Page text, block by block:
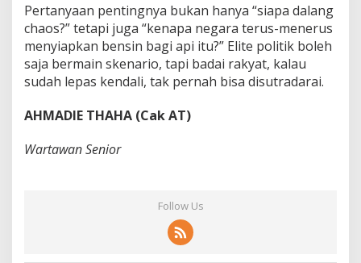
Pertanyaan pentingnya bukan hanya “siapa dalang
chaos?” tetapi juga “kenapa negara terus-menerus
menyiapkan bensin bagi api itu?” Elite politik boleh
saja bermain skenario, tapi badai rakyat, kalau
sudah lepas kendali, tak pernah bisa disutradarai.
AHMADIE THAHA (Cak AT)
Wartawan Senior
Follow Us